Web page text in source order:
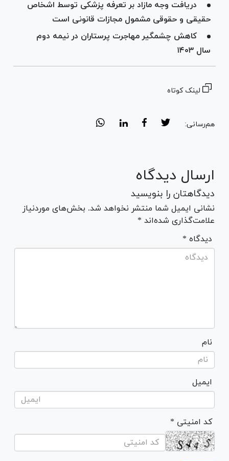
دریافت وجه مازاد بر تعرفه پزشکی توسط اشخاص
حقیقی و حقوقی مشمول مجازات قانونی است
کاهش چشمگیر مهاجرت پرستاران در نیمه دوم
سال ۱۴۰۳
لینک کوتاه
هم‌رسانی:
ارسال دیدگاه
دیدگاهتان را بنویسید
نشانی ایمیل شما منتشر نخواهد شد. بخش‌های موردنیاز
علامت‌گذاری شده‌اند *
* دیدگاه
نام
ایمیل
* کد امنیتی